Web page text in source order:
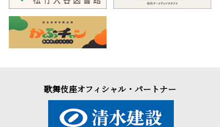
歌舞伎座オフィシャル・パートナー